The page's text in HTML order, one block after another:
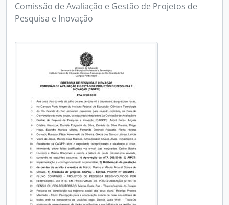
Comissão de Avaliação e Gestão de Projetos de
Pesquisa e Inovação